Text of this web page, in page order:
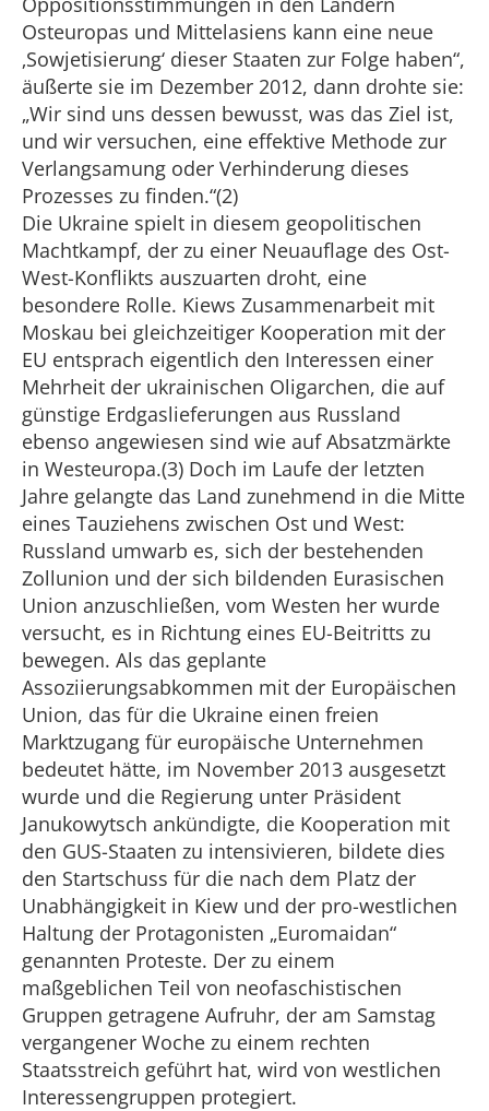
Osteuropas und Mittelasiens kann eine neue
‚Sowjetisierung‘ dieser Staaten zur Folge haben“,
äußerte sie im Dezember 2012, dann drohte sie:
„Wir sind uns dessen bewusst, was das Ziel ist,
und wir versuchen, eine effektive Methode zur
Verlangsamung oder Verhinderung dieses
Prozesses zu finden.“(2)
Die Ukraine spielt in diesem geopolitischen
Machtkampf, der zu einer Neuauflage des Ost-
West-Konflikts auszuarten droht, eine
besondere Rolle. Kiews Zusammenarbeit mit
Moskau bei gleichzeitiger Kooperation mit der
EU entsprach eigentlich den Interessen einer
Mehrheit der ukrainischen Oligarchen, die auf
günstige Erdgaslieferungen aus Russland
ebenso angewiesen sind wie auf Absatzmärkte
in Westeuropa.(3) Doch im Laufe der letzten
Jahre gelangte das Land zunehmend in die Mitte
eines Tauziehens zwischen Ost und West:
Russland umwarb es, sich der bestehenden
Zollunion und der sich bildenden Eurasischen
Union anzuschließen, vom Westen her wurde
versucht, es in Richtung eines EU-Beitritts zu
bewegen. Als das geplante
Assoziierungsabkommen mit der Europäischen
Union, das für die Ukraine einen freien
Marktzugang für europäische Unternehmen
bedeutet hätte, im November 2013 ausgesetzt
wurde und die Regierung unter Präsident
Janukowytsch ankündigte, die Kooperation mit
den GUS-Staaten zu intensivieren, bildete dies
den Startschuss für die nach dem Platz der
Unabhängigkeit in Kiew und der pro-westlichen
Haltung der Protagonisten „Euromaidan“
genannten Proteste. Der zu einem
maßgeblichen Teil von neofaschistischen
Gruppen getragene Aufruhr, der am Samstag
vergangener Woche zu einem rechten
Staatsstreich geführt hat, wird von westlichen
Interessengruppen protegiert.